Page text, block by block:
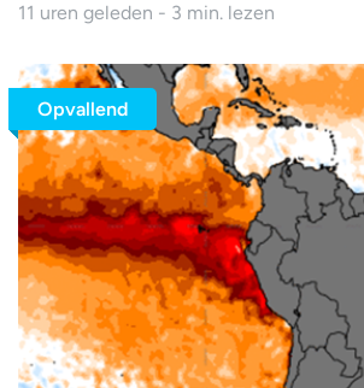
11 uren geleden - 3 min. lezen
Opvallend